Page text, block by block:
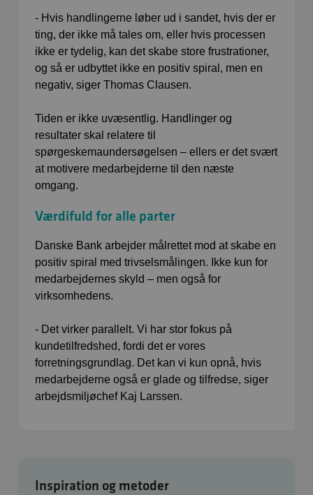
Inspiration og metoder
- Hvis handlingerne løber ud i sandet, hvis der er
ting, der ikke må tales om, eller hvis processen
ikke er tydelig, kan det skabe store frustrationer,
og så er udbyttet ikke en positiv spiral, men en
negativ, siger Thomas Clausen.
Tiden er ikke uvæsentlig. Handlinger og
resultater skal relatere til
spørgeskemaundersøgelsen – ellers er det svært
at motivere medarbejderne til den næste
omgang.
Værdifuld for alle parter
Danske Bank arbejder målrettet mod at skabe en
positiv spiral med trivselsmålingen. Ikke kun for
medarbejdernes skyld – men også for
virksomhedens.
- Det virker parallelt. Vi har stor fokus på
kundetilfredshed, fordi det er vores
forretningsgrundlag. Det kan vi kun opnå, hvis
medarbejderne også er glade og tilfredse, siger
arbejdsmiljøchef Kaj Larssen.